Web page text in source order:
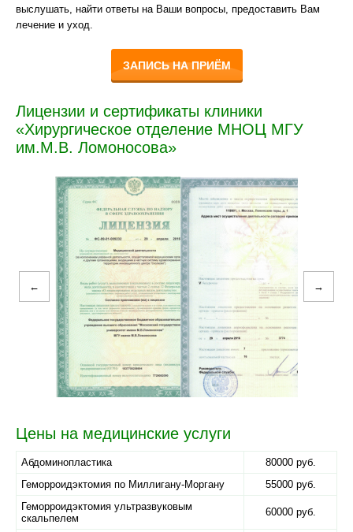
выслушать, найти ответы на Ваши вопросы, предоставить Вам
лечение и уход.
ЗАПИСЬ НА ПРИЁМ
Лицензии и сертификаты клиники
«Хирургическое отделение МНОЦ МГУ
им.М.В. Ломоносова»
← →
Цены на медицинские услуги
Абдоминопластика
80000 руб.
Геморроидэктомия по Миллигану-Моргану
55000 руб.
Геморроидэктомия ультразвуковым
скальпелем
60000 руб.